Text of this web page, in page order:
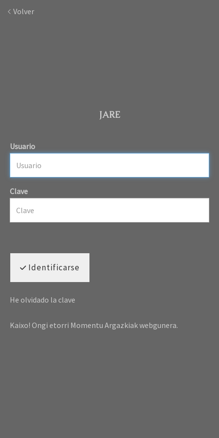
Volver
JARE
Usuario
Clave
Identificarse
He olvidado la clave
Kaixo! Ongi etorri Momentu Argazkiak webgunera.